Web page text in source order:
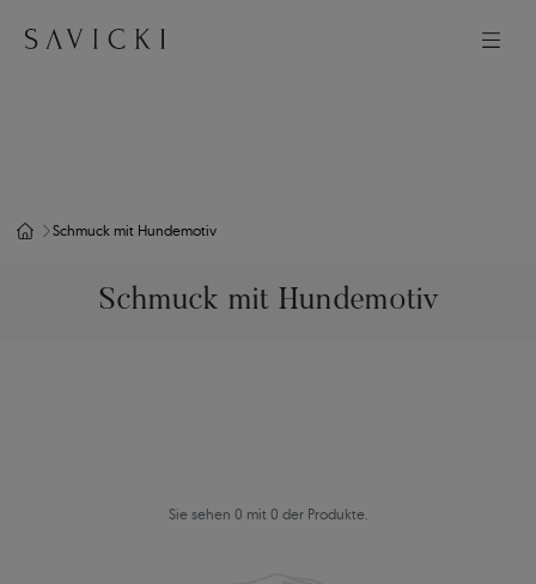
Schmuck mit Hundemotiv
Schmuck mit Hundemotiv
Sie sehen 0 mit 0 der Produkte.